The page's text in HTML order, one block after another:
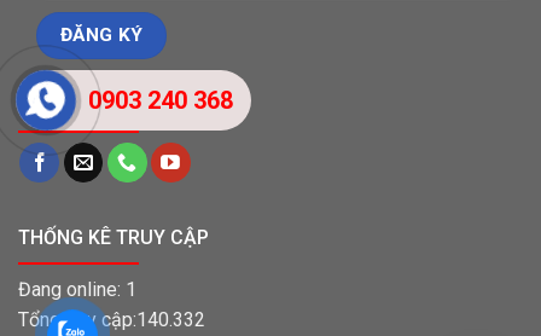
LIÊN KẾT MẠNG XÃ HỘI
THỐNG KÊ TRUY CẬP
Đang online: 1
Tổng truy cập:140.332
0903 240 368